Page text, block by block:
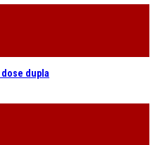
dupla